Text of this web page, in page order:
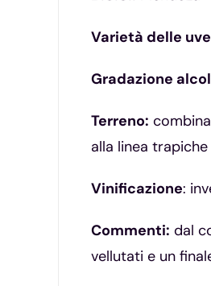
Varietà delle
Gradazione
Terreno:
alla linea
Vinificazione:
Commenti: dal
vellutati e un